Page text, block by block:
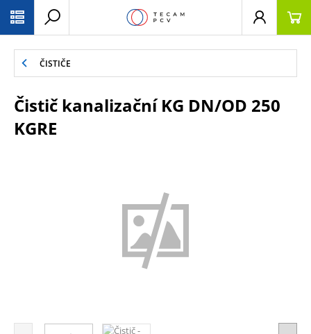
ČISTIČE
Čistič kanalizační KG DN/OD 250
KGRE